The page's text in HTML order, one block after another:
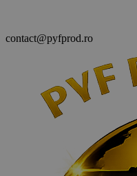
contact@pyfprod.ro